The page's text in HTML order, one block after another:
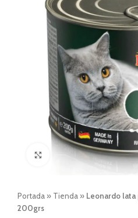
Click to enlarge
Portada » Tienda » Leonardo
200grs